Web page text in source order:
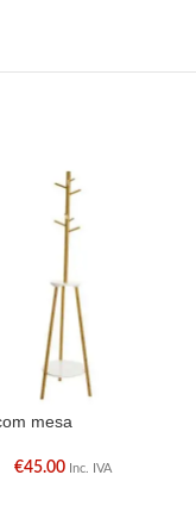
mesa
€45.00 Inc. IVA